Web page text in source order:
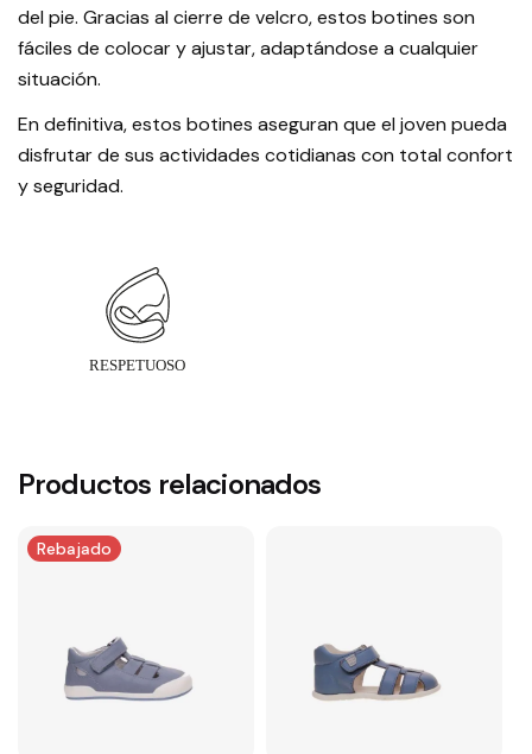
del pie. Gracias al cierre de velcro, estos botines son
fáciles de colocar y ajustar, adaptándose a cualquier
situación.
En definitiva, estos botines aseguran que el joven pueda
disfrutar de sus actividades cotidianas con total confort
y seguridad.
Productos relacionados
Rebajado